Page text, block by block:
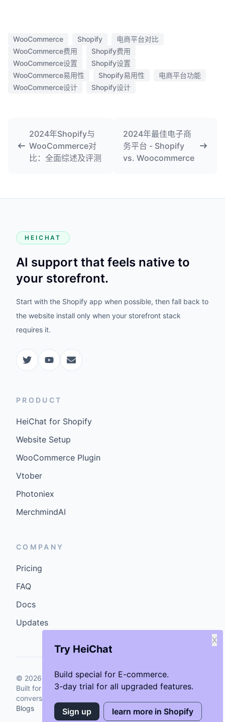
Try HeiChat
Build special for E-commerce.
3-day trial for all upgraded features.
X
Sign up learn more in Shopify
WooCommerce Shopify
电商平台对比
WooCommerce费用
Shopify费用
WooCommerce设置
Shopify设置
WooCommerce易用性
Shopify易用性
电商平台功能
WooCommerce设计
Shopify设计
2024年Shopify与
WooCommerce对
比：全面综述及评测
2024年最佳电子商
务平台 - Shopify
vs. Woocommerce
HEICHAT
AI support that feels native to
your storefront.
Start with the Shopify app when possible, then fall back to
the website install only when your storefront stack
requires it.
PRODUCT
HeiChat for Shopify
Website Setup
WooCommerce Plugin
Vtober
Photoniex
MerchmindAI
COMPANY
Pricing
FAQ
Docs
Updates
© 2026 GenCybers Inc. All rights reserved.
Built for storefronts that want faster answers and cleaner
conversions.
Blogs